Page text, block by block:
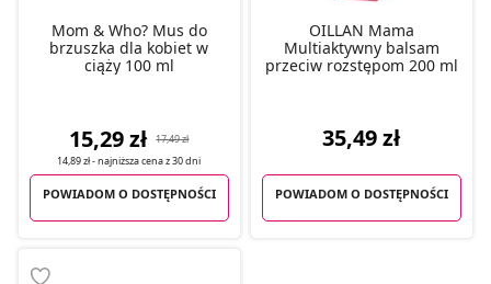
Mom & Who? Mus do
brzuszka dla kobiet w
ciąży 100 ml
15,29 zł
17,49 zł
14,89 zł- najniższa cena z30 dni
POWIADOM O DOSTĘPNOŚCI
OILLAN Mama
Multiaktywny balsam
przeciw rozstępom 200 ml
35,49 zł
POWIADOM O DOSTĘPNOŚCI